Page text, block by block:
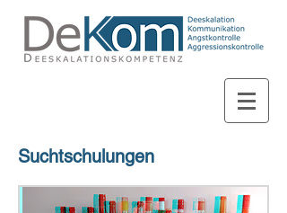
Suchtschulungen